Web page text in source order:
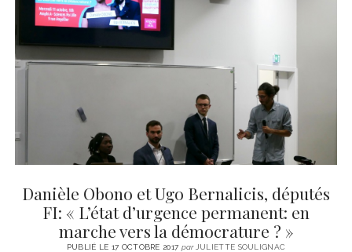
Danièle Obono et Ugo Bernalicis, députés
FI: « L’état d’urgence permanent: en
marche vers la démocrature ? »
PUBLIÉ LE 17 OCTOBRE 2017 parJULIETTE SOULIGNAC